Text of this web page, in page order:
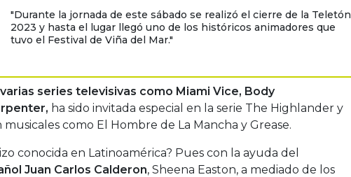
"Durante la jornada de este sábado se realizó el cierre de la Teletón
2023 y hasta el lugar llegó uno de los históricos animadores que
tuvo el Festival de Viña del Mar."
series televisivas como Miami Vice, Body
ha sido invitada especial en la serie The Highlander y
como El Hombre de La Mancha y Grease.
conocida en Latinoamérica? Pues con la ayuda del
Juan Carlos Calderon, Sheena Easton, a mediado de los